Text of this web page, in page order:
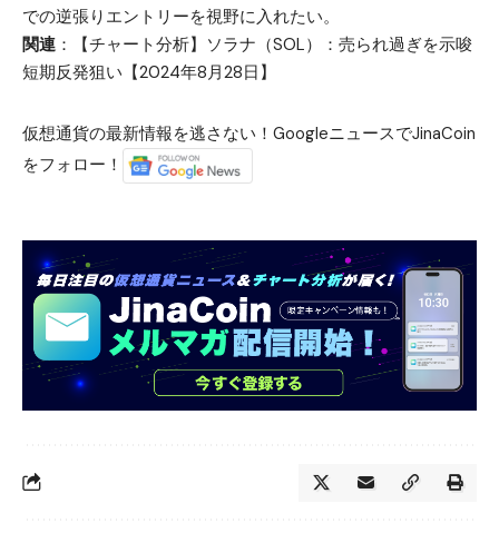
での逆張りエントリーを視野に入れたい。
関連 ：
【チャート分析】ソラナ（SOL）：売られ過ぎを示唆
短期反発狙い【2024年8月28日】
仮想通貨の最新情報を逃さない！GoogleニュースでJinaCoin
をフォロー！